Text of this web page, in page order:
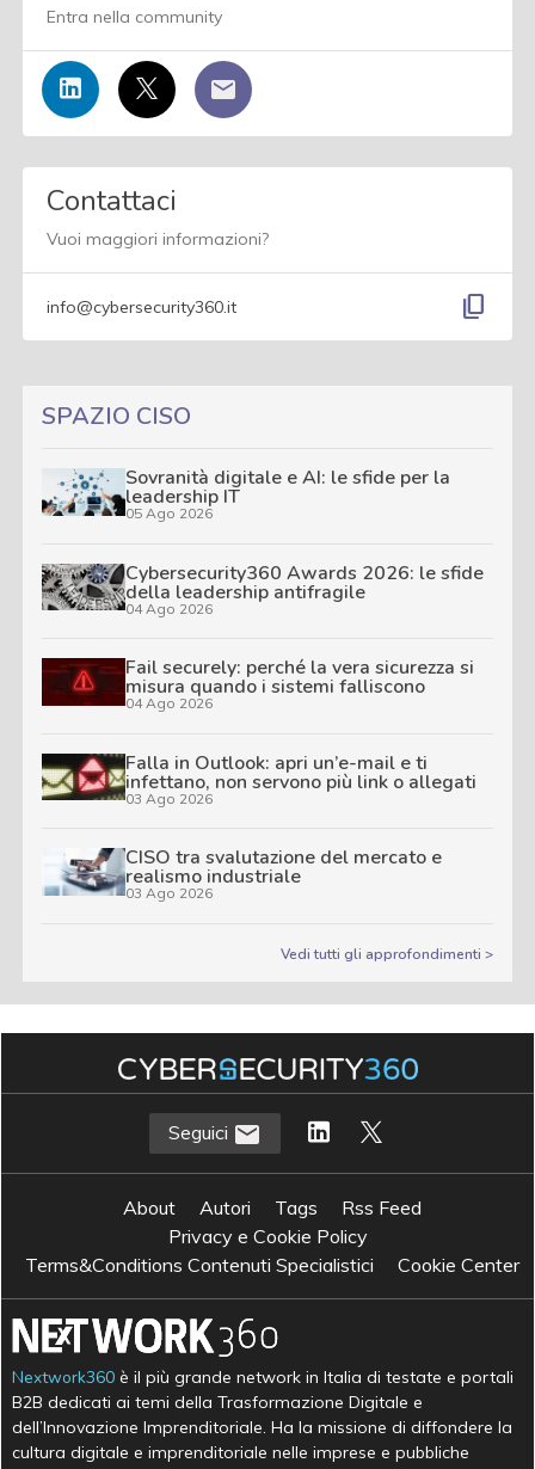
Entra nella community
Contattaci
Vuoi maggiori informazioni?
info@cybersecurity360.it content_copy
SPAZIO CISO
Sovranità digitale e AI: le sfide per la
leadership IT
05 Ago 2026
Cybersecurity360 Awards 2026: le sfide
della leadership antifragile
04 Ago 2026
Fail securely: perché la vera sicurezza si
misura quando i sistemi falliscono
04 Ago 2026
Falla in Outlook: apri un’e-mail e ti
infettano, non servono più link o allegati
03 Ago 2026
CISO tra svalutazione del mercato e
realismo industriale
03 Ago 2026
Vedi tutti gli approfondimenti >
Seguici
About Autori Tags
Rss Feed
Privacy e Cookie Policy
Terms&Conditions Contenuti Specialistici
Cookie Center
Nextwork360 è il più grande network in Italia di testate e portali
B2B dedicati ai temi della Trasformazione Digitale e
dell’Innovazione Imprenditoriale. Ha la missione di diffondere la
cultura digitale e imprenditoriale nelle imprese e pubbliche